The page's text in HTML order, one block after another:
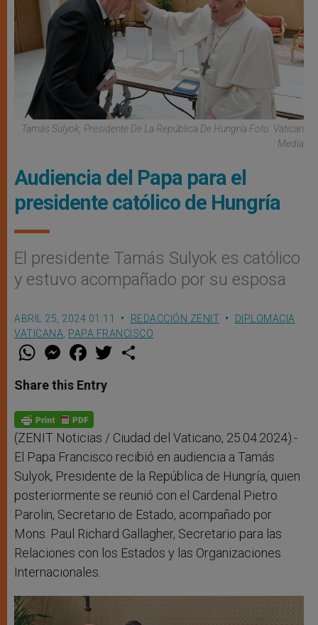
Tamás Sulyok, Presidente De La República De Hungría Foto: Vatican
Media
Audiencia del Papa para el
presidente católico de Hungría
El presidente Tamás Sulyok es católico
y estuvo acompañado por su esposa
ABRIL 25, 2024 01:11 REDACCIÓN ZENIT
DIPLOMACIA
VATICANA
PAPA FRANCISCO
W
t
s
p
p
M
e
s
e
g
e
r
F
a
e
b
o
k
w
Share this Entry
(ZENIT Noticias / Ciudad del Vaticano, 25.04.2024).-
El Papa Francisco recibió en audiencia a Tamás
Sulyok, Presidente de la República de Hungría, quien
posteriormente se reunió con el Cardenal Pietro
Parolin, Secretario de Estado, acompañado por
Mons. Paul Richard Gallagher, Secretario para las
Relaciones con los Estados y las Organizaciones
Internacionales.